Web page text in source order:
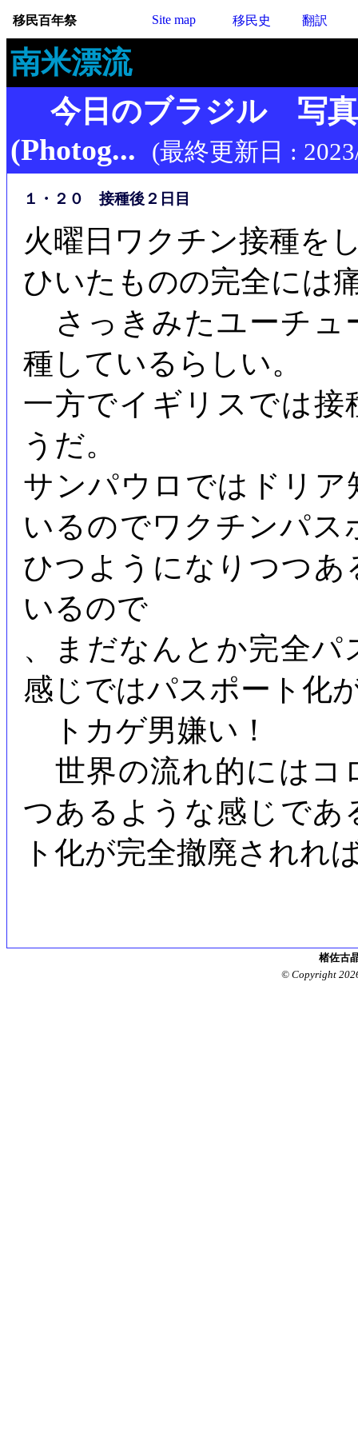
移民百年祭 Site map 移民史 翻訳
南米漂流
今日のブラジル 写
(Photog...
(最終更新日 :
１・２０ 接種後２日目
火曜日ワクチン接種を
ひいたものの完全には
さっきみたユーチュ
種しているらしい。
一方でイギリスでは
うだ。
サンパウロではドリア
いるのでワクチンパ
ひつようになりつつあ
いるので
、まだなんとか完全
感じではパスポート化
トカゲ男嫌い！
世界の流れ的にはコ
つあるような感じであ
ト化が完全撤廃されれ
楮佐古
© Copyright